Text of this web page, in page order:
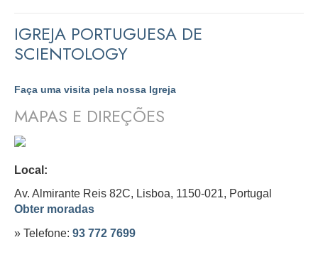
IGREJA PORTUGUESA DE
SCIENTOLOGY
Faça uma visita pela nossa Igreja
MAPAS E DIREÇÕES
Local:
Av. Almirante Reis 82C, Lisboa, 1150-021, Portugal
Obter moradas
» Telefone: 93 772 7699